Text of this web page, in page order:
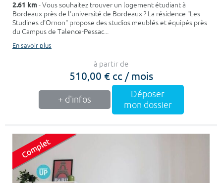
2.61 km- Vous souhaitez trouver un logement étudiant à
Bordeaux près de l'université de Bordeaux ? La résidence "Les
Studines d'Ornon" propose des studios meublés et équipés près
du Campus de Talence-Pessac...
En savoir plus
à partir de
510,00 € cc / mois
+ d'infos
Déposer
mon dossier